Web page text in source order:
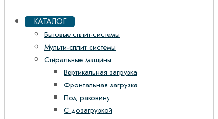
КАТАЛОГ
Бытовые сплит-системы
Мульти-сплит системы
Стиральные машины
Вертикальная загрузка
Фронтальная загрузка
Под раковину
С дозагрузкой